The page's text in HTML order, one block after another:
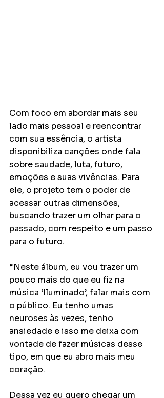
Com foco em abordar mais seu
lado mais pessoal e reencontrar
com sua essência, o artista
disponibiliza canções onde fala
sobre saudade, luta, futuro,
emoções e suas vivências. Para
ele, o projeto tem o poder de
acessar outras dimensões,
buscando trazer um olhar para o
passado, com respeito e um passo
para o futuro.
“Neste álbum, eu vou trazer um
pouco mais do que eu fiz na
música ‘Iluminado’, falar mais com
o público. Eu tenho umas
neuroses às vezes, tenho
ansiedade e isso me deixa com
vontade de fazer músicas desse
tipo, em que eu abro mais meu
coração.
Dessa vez eu quero chegar um